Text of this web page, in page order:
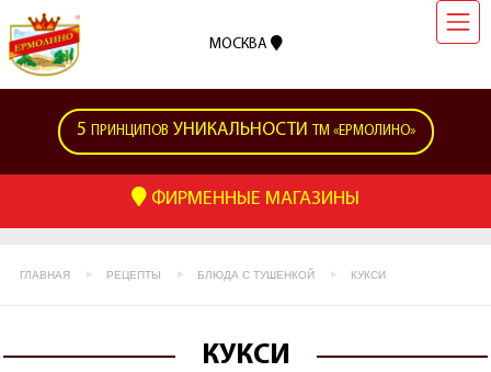
МОСКВА
5 ПРИНЦИПОВ УНИКАЛЬНОСТИ ТМ «ЕРМОЛИНО»
ФИРМЕННЫЕ МАГАЗИНЫ
ГЛАВНАЯ РЕЦЕПТЫ БЛЮДА С ТУШЕНКОЙ КУКСИ
КУКСИ